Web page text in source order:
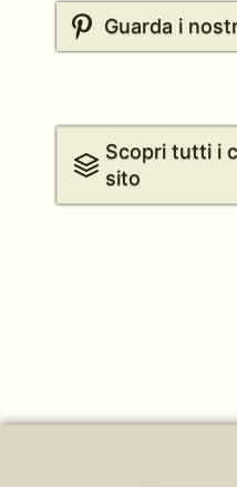
Guarda i
Scopri tutti i
sito